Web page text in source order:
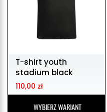
T-shirt youth
stadium black
110,00 zł
WYBIERZ WARIANT